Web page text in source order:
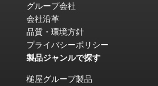
グループ会社
会社沿革
品質・環境方針
プライバシーポリシー
製品ジャンルで探す
槌屋グループ製品